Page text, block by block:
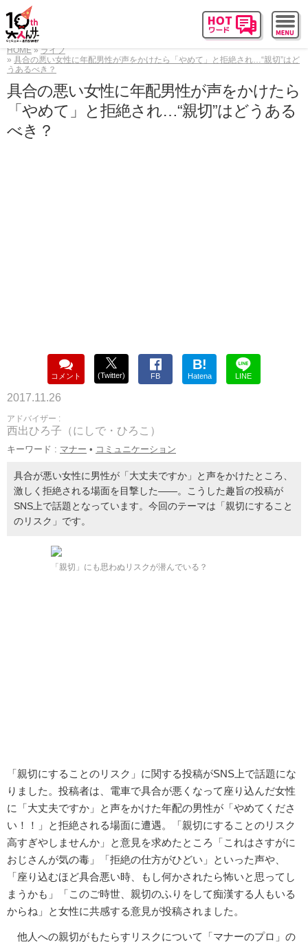
HOME
ライフ
具合の悪い女性に年配男性が声をかけたら「やめて」と拒絶され…“親切”はど
うあるべき？
具合の悪い女性に年配男性が声をかけたら
「やめて」と拒絶され…“親切”はどうある
べき？
コメント (Twitter) FB
B!
Hatena LINE
2017.11.26
アドバイザー :
西出ひろ子（にしで・ひろこ）
キーワード : マナー • コミュニケーション
具合が悪い女性に男性が「大丈夫ですか」と声をかけたところ、
激しく拒絶される場面を目撃した――。こうした趣旨の投稿が
SNS上で話題となっています。今回のテーマは「親切にすること
のリスク」です。
「親切」にも思わぬリスクが潜んでいる？
「親切にすることのリスク」に関する投稿がSNS上で話題にな
りました。投稿者は、電車で具合が悪くなって座り込んだ女性
に「大丈夫ですか」と声をかけた年配の男性が「やめてくださ
い！！」と拒絶される場面に遭遇。「親切にすることのリスク
高すぎやしませんか」と意見を求めたところ「これはさすがに
おじさんが気の毒」「拒絶の仕方がひどい」といった声や、
「座り込むほど具合悪い時、もし何かされたら怖いと思ってし
まうかも」「このご時世、親切のふりをして痴漢する人もいる
からね」と女性に共感する意見が投稿されました。
他人への親切がもたらすリスクについて「マナーのプロ」の